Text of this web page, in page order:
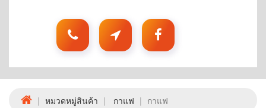
หมวดหมู่สินค้า กาแฟ กาแฟ